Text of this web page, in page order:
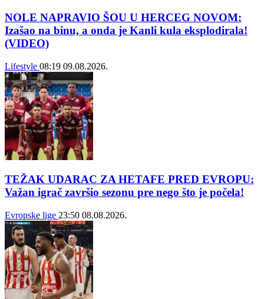
NOLE NAPRAVIO ŠOU U HERCEG NOVOM:
Izašao na binu, a onda je Kanli kula eksplodirala!
(VIDEO)
Lifestyle 08:19 09.08.2026.
TEŽAK UDARAC ZA HETAFE PRED EVROPU:
Važan igrač završio sezonu pre nego što je počela!
Evropske lige 23:50 08.08.2026.